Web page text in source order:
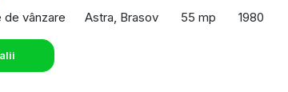
de vânzare Astra, Brasov 55 mp 1980